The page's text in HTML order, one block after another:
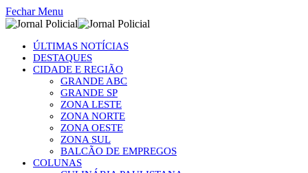
Fechar Menu
ÚLTIMAS NOTÍCIAS
DESTAQUES
CIDADE E REGIÃO
GRANDE ABC
GRANDE SP
ZONA LESTE
ZONA NORTE
ZONA OESTE
ZONA SUL
BALCÃO DE EMPREGOS
COLUNAS